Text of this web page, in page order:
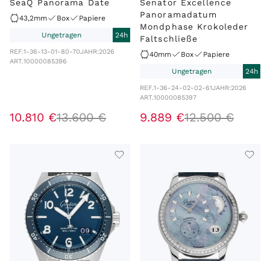
SeaQ Panorama Date
43,2mm Box
Papiere
Ungetragen
24h
REF.1-36-13-01-80-70JAHR:2026
ART.10000085396
10.810 €13.600 €
Senator Excellence
Panoramadatum
Mondphase Krokoleder
Faltschließe
40mm Box
Papiere
Ungetragen
24h
REF.1-36-24-02-02-61JAHR:2026
ART.10000085397
9.889 €12.500 €